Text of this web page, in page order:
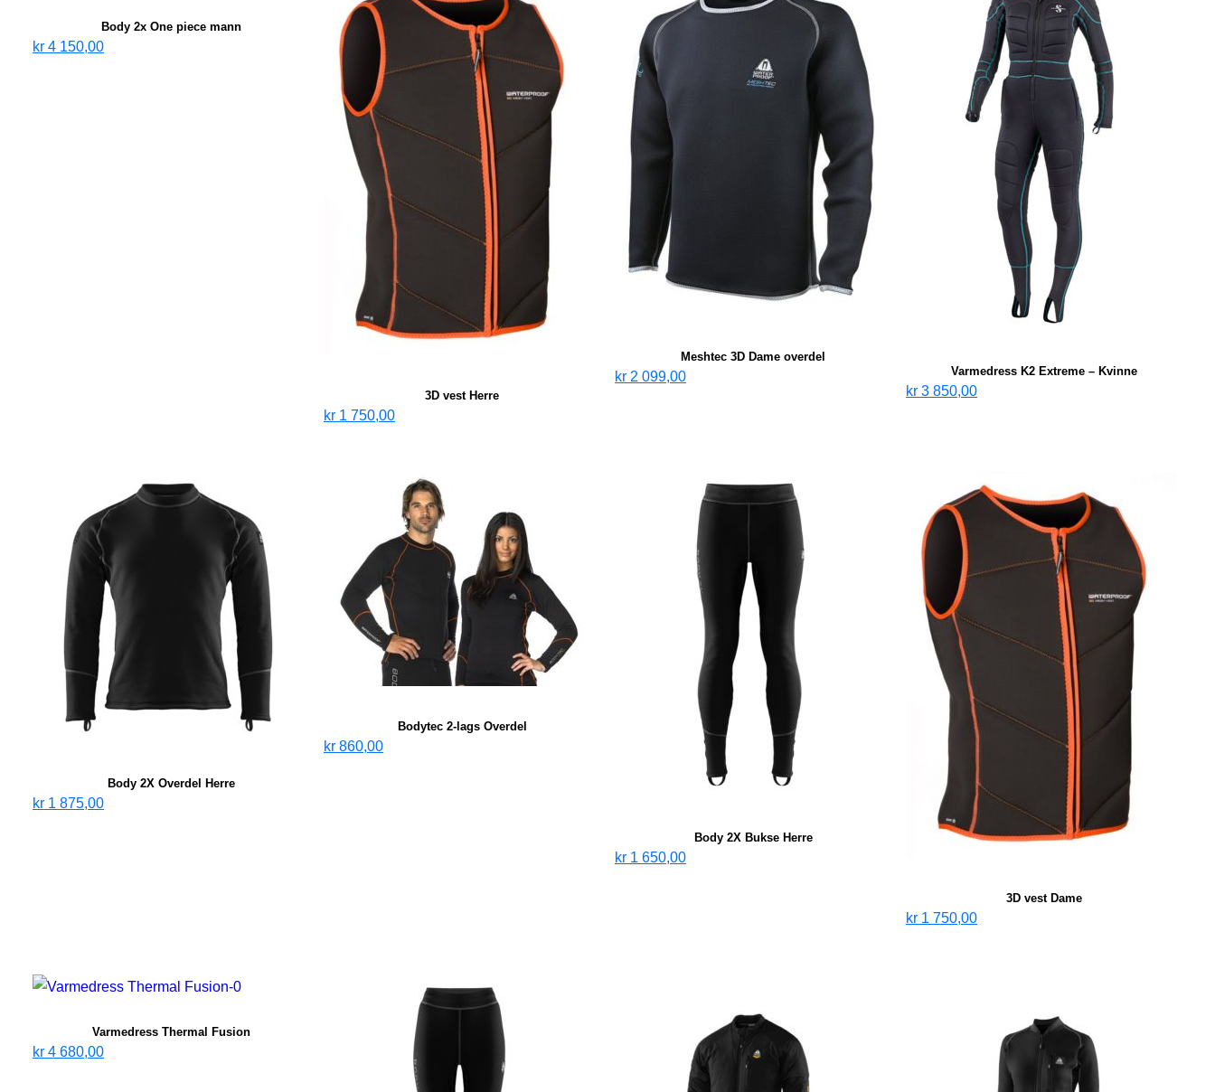
Body 2x One piece mann
kr 4 150,00
3D vest Herre
kr 1 750,00
Meshtec 3D Dame overdel
kr 2 099,00 Varmedress K2 Extreme – Kvinne
kr 3 850,00
Body 2X Overdel Herre
kr 1 875,00
Bodytec 2-lags Overdel
kr 860,00
Body 2X Bukse Herre
kr 1 650,00
3D vest Dame
kr 1 750,00
Varmedress Thermal Fusion
kr 4 680,00